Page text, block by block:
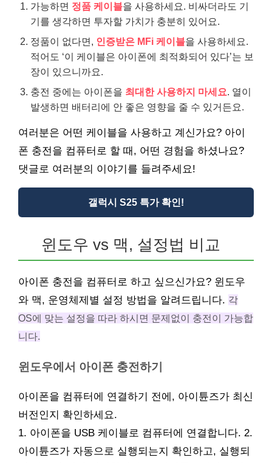
가능하면 정품 케이블을 사용하세요. 비싸더라도 기
기를 생각하면 투자할 가치가 충분히 있어요.
정품이 없다면, 인증받은 MFi 케이블을 사용하세요.
적어도 ‘이 케이블은 아이폰에 최적화되어 있다’는 보
장이 있으니까요.
충전 중에는 아이폰을 최대한 사용하지 마세요. 열이
발생하면 배터리에 안 좋은 영향을 줄 수 있거든요.
여러분은 어떤 케이블을 사용하고 계신가요? 아이
폰 충전을 컴퓨터로 할 때, 어떤 경험을 하셨나요?
댓글로 여러분의 이야기를 들려주세요!
갤럭시 S25 특가 확인!
윈도우 vs 맥, 설정법 비교
아이폰 충전을 컴퓨터로 하고 싶으신가요? 윈도우
와 맥, 운영체제별 설정 방법을 알려드립니다. 각
OS에 맞는 설정을 따라 하시면 문제없이 충전이 가능합
니다.
윈도우에서 아이폰 충전하기
아이폰을 컴퓨터에 연결하기 전에, 아이튠즈가 최신
버전인지 확인하세요.
1. 아이폰을 USB 케이블로 컴퓨터에 연결합니다. 2.
아이튠즈가 자동으로 실행되는지 확인하고, 실행되